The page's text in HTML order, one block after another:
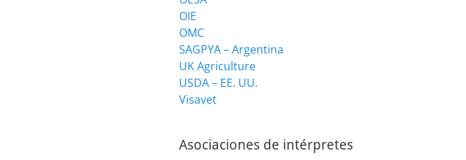
OIE
OMC
SAGPYA – Argentina
UK Agriculture
USDA – EE. UU.
Visavet
Asociaciones de intérpretes